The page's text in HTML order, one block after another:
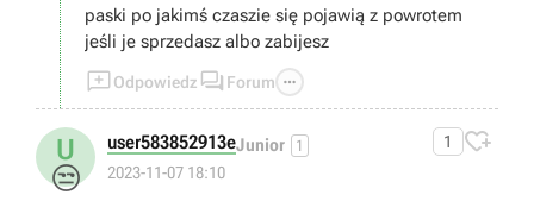
paski po jakimś czaszie się pojawią z powrotem
jeśli je sprzedasz albo zabijesz
Odpowiedz  Forum 
U
😒
user583852913eJunior 1
2023-11-07 18:10
1 